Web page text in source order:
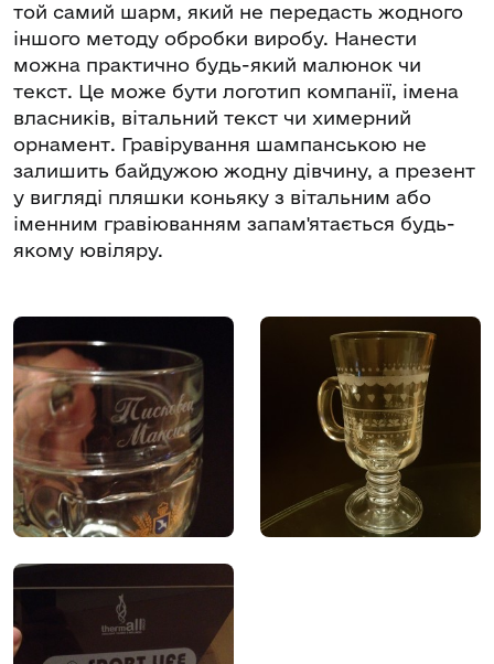
той самий шарм, який не передасть жодного
іншого методу обробки виробу. Нанести
можна практично будь-який малюнок чи
текст. Це може бути логотип компанії, імена
власників, вітальний текст чи химерний
орнамент. Гравірування шампанською не
залишить байдужою жодну дівчину, а презент
у вигляді пляшки коньяку з вітальним або
іменним гравіюванням запам'ятається будь-
якому ювіляру.